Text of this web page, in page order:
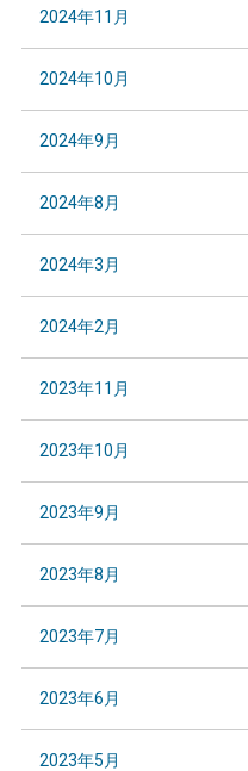
2024年11月
2024年10月
2024年9月
2024年8月
2024年3月
2024年2月
2023年11月
2023年10月
2023年9月
2023年8月
2023年7月
2023年6月
2023年5月